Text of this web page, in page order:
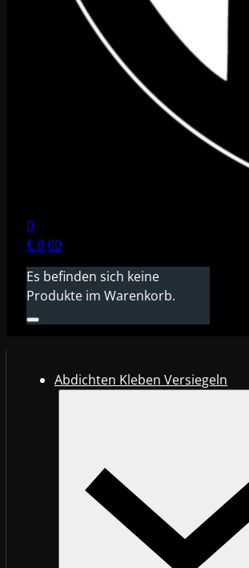
0
€0,00
Es befinden sich keine
Produkte im Warenkorb.
Abdichten Kleben Versiegeln